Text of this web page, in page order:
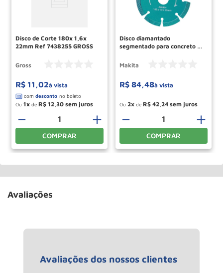
Disco de Corte 180x 1,6x
22mm Ref 7438255 GROSS
Gross
R$ 11 02à vista
Ou 1 de R$ 12 30
＋
－
COMPRAR
Disco diamantado
segmentado para concreto A
Makita
R$ 84 48à vista
Ou 2 de R$ 42 24
＋
－
COMPRAR
Avaliações
Avaliações dos nossos clientes